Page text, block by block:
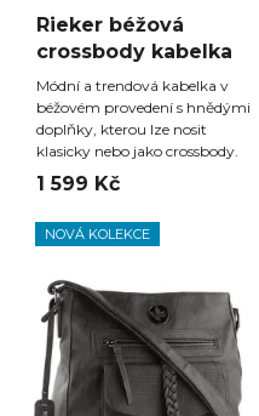
Rieker béžová
crossbody kabelka
Módní a trendová kabelka v
béžovém provedení s hnědými
doplňky, kterou lze nosit
klasicky nebo jako crossbody.
1 599 Kč
NOVÁ KOLEKCE